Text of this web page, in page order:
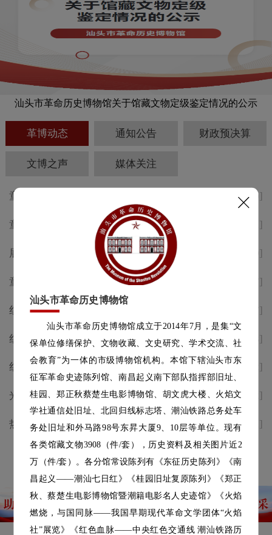
汕头市革命历史博物馆
汕头市革命历史博物馆成立于2014年7月，是集“文
保单位修缮保护、文物收藏、文史研究、学术交流、社
会教育”为一体的市级博物馆机构。本馆下辖汕头市东
征军革命史迹陈列馆、南昌起义南下部队指挥部旧址、
桂园、郑正秋蔡楚生电影博物馆、胡文虎大楼、火焰文
学社通信处旧址、北回归线标志塔、潮汕铁路总务处车
务处旧址和外马路98号东昇大厦9、10层等单位。现有
各类馆藏文物3908（件/套），历史资料及相关图片近2
万（件/套）。各分馆常设陈列有《东征历史陈列》《南
昌起义——潮汕七日红》《桂园旧址复原陈列》《郑正
秋、蔡楚生电影博物馆暨潮籍电影名人史迹馆》《火焰
燃烧，与国同脉——我国早期现代革命文学团体“火焰
社”展览》《红色血脉——中央红色交通线 潮汕铁路历
汕头市革命历史博物馆关于馆藏文物定级鉴定情况的公示
革博动态 通知公告 财政预决算
文博之声 媒体关注
童心诵红韵 | 聆听少年之声 赓续
[2026-08-10]
童声述侨韵，志愿传薪火 汕头
革博“小小讲解员”考核活动精彩
回顾
[2026-08-01]
展讯 | 纪念中国工农红军长征胜
利 九十周年专题展于8月1日开
幕
[2026-07-30]
童声述侨韵，志愿传薪火 | 汕头
革博“小小讲解员”培训顺利举办
[2026-07-17]
红歌致敬峥嵘岁月，红色地标唱
响时代礼赞｜省市主流媒体纷纷
点赞汕头革博这场红歌快闪活动
[2026-07-07]
红歌致敬峥嵘——庆祝中国共产
党成立105周年红色遗址唱红歌
快闪活动预告
[2026-07-03]
红歌致敬峥嵘——庆祝中国共产
党成立105周年红色遗址唱红歌
快闪活动预告
[2026-07-02]
光影颂百年 初心永向党 | 庆祝建
党105周年公益电影放映七月档
[2026-07-02]
热烈庆祝中国共产党成立105周
[2026-07-01]
查看更多